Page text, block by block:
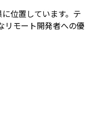
に位置しています。テ
リモート開発者への優